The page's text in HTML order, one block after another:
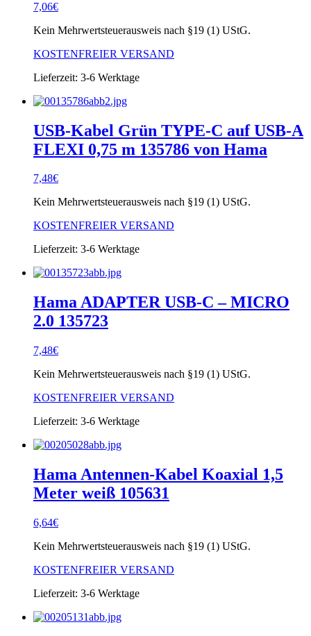
7,06€
Kein Mehrwertsteuerausweis nach §19 (1) UStG.
KOSTENFREIER VERSAND
Lieferzeit: 3-6 Werktage
USB-Kabel Grün TYPE-C auf USB-A
FLEXI 0,75 m 135786 von Hama
7,48€
Kein Mehrwertsteuerausweis nach §19 (1) UStG.
KOSTENFREIER VERSAND
Lieferzeit: 3-6 Werktage
Hama ADAPTER USB-C – MICRO
2.0 135723
7,48€
Kein Mehrwertsteuerausweis nach §19 (1) UStG.
KOSTENFREIER VERSAND
Lieferzeit: 3-6 Werktage
Hama Antennen-Kabel Koaxial 1,5
Meter weiß 105631
6,64€
Kein Mehrwertsteuerausweis nach §19 (1) UStG.
KOSTENFREIER VERSAND
Lieferzeit: 3-6 Werktage